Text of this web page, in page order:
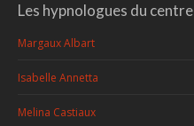
Les hypnologues du centre
Margaux Albart
Isabelle Annetta
Melina Castiaux